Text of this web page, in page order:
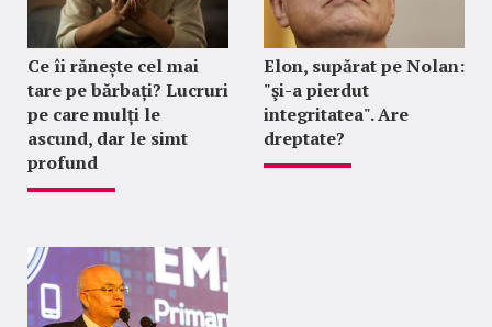
Ce îi rănește cel mai
tare pe bărbați? Lucruri
pe care mulți le
ascund, dar le simt
profund
Elon, supărat pe Nolan:
"şi-a pierdut
integritatea". Are
dreptate?